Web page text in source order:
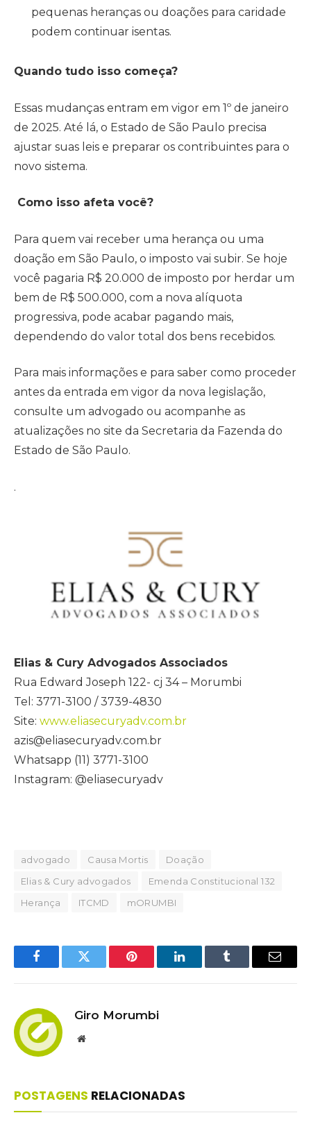
pequenas heranças ou doações para caridade
podem continuar isentas.
Quando tudo isso começa?
Essas mudanças entram em vigor em 1º de janeiro
de 2025. Até lá, o Estado de São Paulo precisa
ajustar suas leis e preparar os contribuintes para o
novo sistema.
Como isso afeta você?
Para quem vai receber uma herança ou uma
doação em São Paulo, o imposto vai subir. Se hoje
você pagaria R$ 20.000 de imposto por herdar um
bem de R$ 500.000, com a nova alíquota
progressiva, pode acabar pagando mais,
dependendo do valor total dos bens recebidos.
Para mais informações e para saber como proceder
antes da entrada em vigor da nova legislação,
consulte um advogado ou acompanhe as
atualizações no site da Secretaria da Fazenda do
Estado de São Paulo.
.
Elias & Cury Advogados Associados
Rua Edward Joseph 122- cj 34 – Morumbi
Tel: 3771-3100 / 3739-4830
Site: www.eliasecuryadv.com.br
azis@eliasecuryadv.com.br
Whatsapp (11) 3771-3100
Instagram: @eliasecuryadv
advogado Causa Mortis
Doação
Elias & Cury advogados
Emenda Constitucional 132
Herança
ITCMD mORUMBI
FacebookTwitter Pinterest LinkedInTumblr Email
Giro Morumbi
Website
POSTAGENS RELACIONADAS